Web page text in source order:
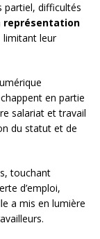
partiel, difficultés
représentation
limitant leur
en partie
salariat et travail
du statut et de
touchant
d’emploi,
a mis en lumière